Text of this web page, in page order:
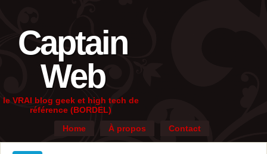
Captain
Web
le VRAI blog geek et high tech de
référence (BORDEL)
Home
À propos Contact